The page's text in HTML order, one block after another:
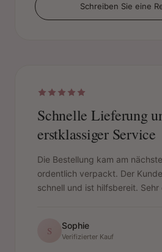
Schreiben Sie eine
Schnelle Lieferung
erstklassiger Service
Die Bestellung kam am
ordentlich verpackt. Der
schnell und ist hilfsbereit.
S Sophie
Verifizierter Kauf